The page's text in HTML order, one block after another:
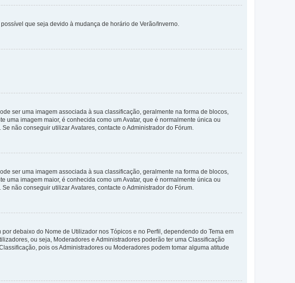
que seja devido à mudança de horário de Verão/Inverno.
ser uma imagem associada à sua classificação, geralmente na forma de blocos,
imagem maior, é conhecida como um Avatar, que é normalmente única ou
não conseguir utilizar Avatares, contacte o Administrador do Fórum.
ser uma imagem associada à sua classificação, geralmente na forma de blocos,
imagem maior, é conhecida como um Avatar, que é normalmente única ou
não conseguir utilizar Avatares, contacte o Administrador do Fórum.
debaixo do Nome de Utilizador nos Tópicos e no Perfil, dependendo do Tema em
ou seja, Moderadores e Administradores poderão ter uma Classificação
pois os Administradores ou Moderadores podem tomar alguma atitude